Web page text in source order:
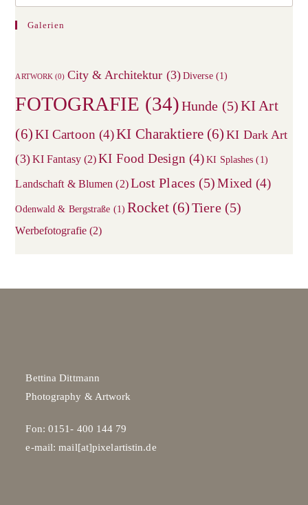
Galerien
ARTWORK (0) City & Architektur (3)Diverse(1)
FOTOGRAFIE (34)Hunde (5)KI Art
(6)KI Cartoon (4)KI Charaktiere(6) KI Dark Art
(3)KI Fantasy(2)KI Food Design (4) KI Splashes (1)
Landschaft & Blumen (2)Lost Places (5) Mixed(4)
Odenwald & Bergstraße (1) Rocket(6)Tiere(5)
Werbefotografie(2)
Bettina Dittmann
Photography & Artwork
Fon: 0151- 400 144 79
e-mail: mail[at]pixelartistin.de